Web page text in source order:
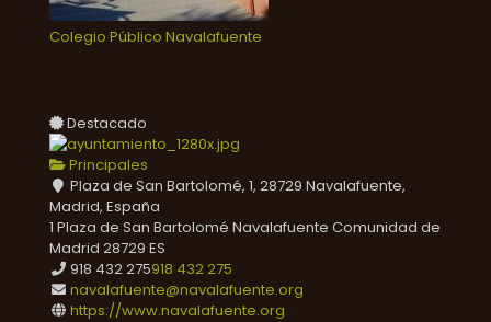
Colegio Público Navalafuente
Destacado
Principales
Plaza de San Bartolomé, 1, 28729 Navalafuente,
Madrid, España
1 Plaza de San Bartolomé Navalafuente Comunidad de
Madrid 28729 ES
918 432 275918 432 275
navalafuente@navalafuente.org
https://www.navalafuente.org